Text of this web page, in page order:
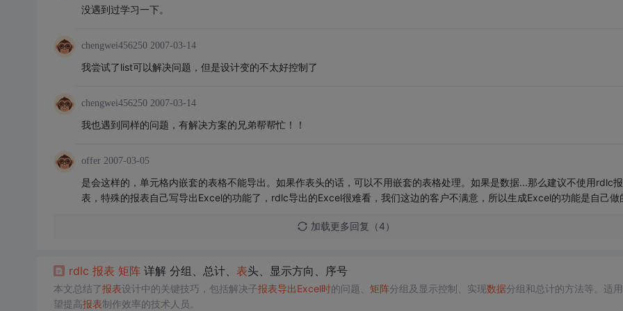
没遇到过学习一下。
chengwei456250 2007-03-14
我尝试了list可以解决问题，但是设计变的不太好控制了
chengwei456250 2007-03-14
我也遇到同样的问题，有解决方案的兄弟帮帮忙！！
offer 2007-03-05
是会这样的，单元格内嵌套的表格不能导出。如果作表头的话，可以不用嵌套的表格处理。如果是数据...那么建议不使用rdlc报
表，特殊的报表自己写导出Excel的功能了，rdlc导出的Excel很难看，我们这边的客户不满意，所以生成Excel的功能是自己做
加载更多回复（4）
rdlc 报表 矩阵详解 分组、总计、 表头、显示方向、序号
本文总结了报表设计中的关键技巧，包括解决子报表导出Excel时的问题、 矩阵分组及显示控制、实现数据分组和总计的方法等。适
望提高报表制作效率的技术人员。